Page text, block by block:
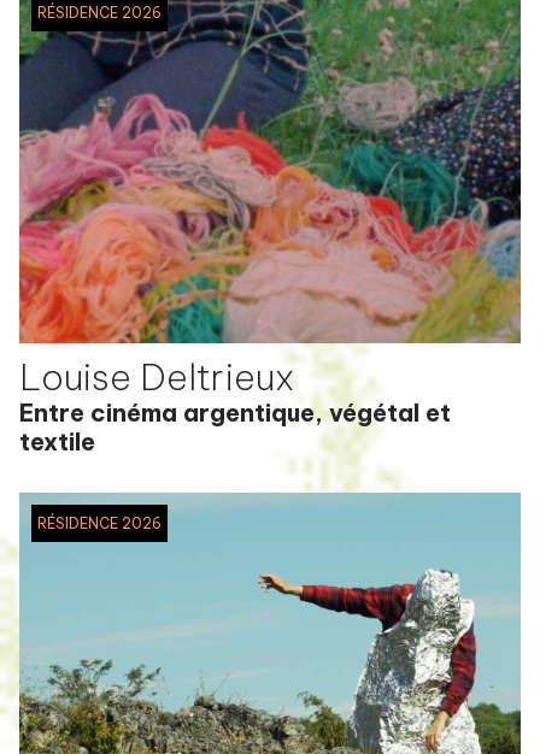
RÉSIDENCE 2026
Louise Deltrieux
Entre cinéma argentique, végétal et
textile
RÉSIDENCE 2026